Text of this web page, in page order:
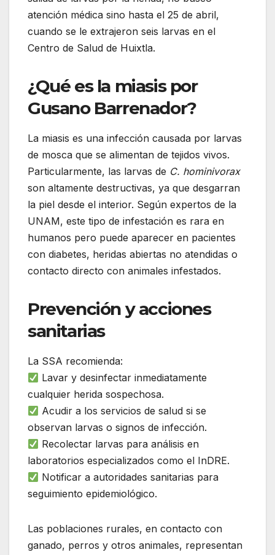
atención médica sino hasta el 25 de abril,
cuando se le extrajeron seis larvas en el
Centro de Salud de Huixtla.
¿Qué es la miasis por
Gusano Barrenador?
La miasis es una infección causada por larvas
de mosca que se alimentan de tejidos vivos.
Particularmente, las larvas de C. hominivorax
son altamente destructivas, ya que desgarran
la piel desde el interior. Según expertos de la
UNAM, este tipo de infestación es rara en
humanos pero puede aparecer en pacientes
con diabetes, heridas abiertas no atendidas o
contacto directo con animales infestados.
Prevención y acciones
sanitarias
La SSA recomienda:
Lavar y desinfectar inmediatamente
cualquier herida sospechosa.
Acudir a los servicios de salud si se
observan larvas o signos de infección.
Recolectar larvas para análisis en
laboratorios especializados como el InDRE.
Notificar a autoridades sanitarias para
seguimiento epidemiológico.
Las poblaciones rurales, en contacto con
ganado, perros y otros animales, representan